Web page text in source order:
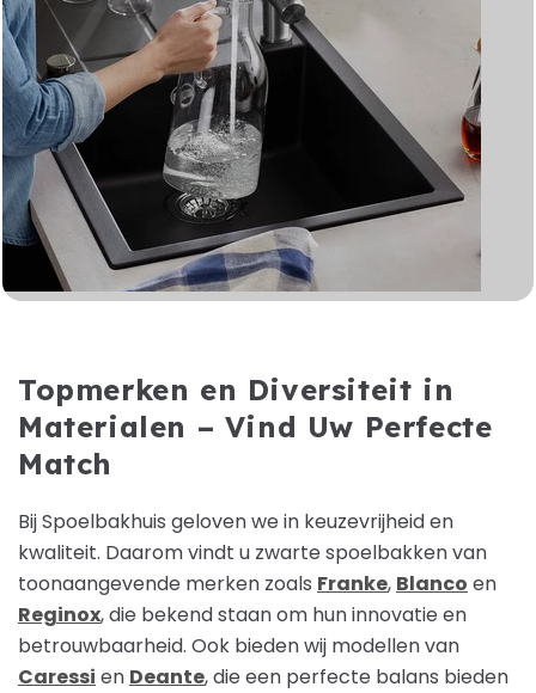
Topmerken en Diversiteit in
Materialen – Vind Uw Perfecte
Match
Bij Spoelbakhuis geloven we in keuzevrijheid en
kwaliteit. Daarom vindt u zwarte spoelbakken van
toonaangevende merken zoals Franke, Blanco en
Reginox, die bekend staan om hun innovatie en
betrouwbaarheid. Ook bieden wij modellen van
Caressi en Deante, die een perfecte balans bieden